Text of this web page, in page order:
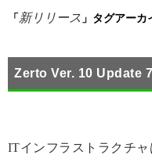
「新リリース 」タグアーカ
Zerto Ver. 10 Update
ITインフラストラクチ